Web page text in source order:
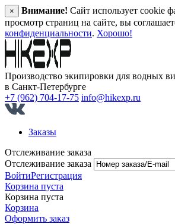
× Внимание! Сайт использует cookie
просмотр страниц на сайте, вы
конфиденциальности. Хорошо!
Производство экипировки для водных
в Санкт‑Петербурге
+7 (962) 704-17-75 info@hikexp.ru
Заказы
Отслеживание заказа
Отслеживание заказа
ВойтиРегистрация
Корзина пуста
Корзина пуста
Корзина
Оформить заказ